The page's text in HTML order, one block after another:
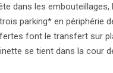
dans les embouteillages,
parking* en périphérie
font le transfert sur
se tient dans la cour